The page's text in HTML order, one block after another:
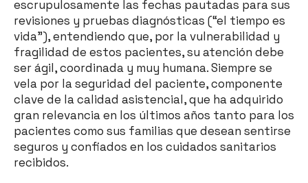
escrupulosamente las fechas pautadas para sus
revisiones y pruebas diagnósticas (“el tiempo es
vida”), entendiendo que, por la vulnerabilidad y
fragilidad de estos pacientes, su atención debe
ser ágil, coordinada y muy humana. Siempre se
vela por la seguridad del paciente, componente
clave de la calidad asistencial, que ha adquirido
gran relevancia en los últimos años tanto para los
pacientes como sus familias que desean sentirse
seguros y confiados en los cuidados sanitarios
recibidos.